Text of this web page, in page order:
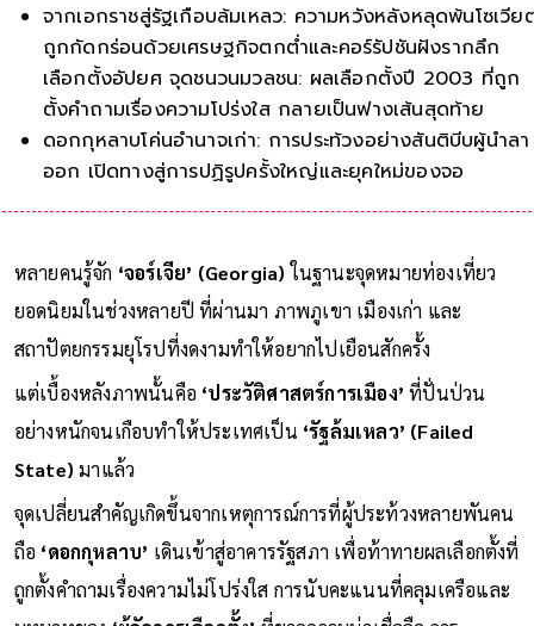
จากเอกราชสู่รัฐเกือบล้มเหลว: ความหวังหลังหลุดพ้นโซเวีย
ถูกกัดกร่อนด้วยเศรษฐกิจตกต่ำและคอร์รัปชันฝังรากลึก
เลือกตั้งอัปยศ จุดชนวนมวลชน: ผลเลือกตั้งปี 2003 ที่ถูก
ตั้งคำถามเรื่องความโปร่งใส กลายเป็นฟางเส้นสุดท้าย
ดอกกุหลาบโค่นอำนาจเก่า: การประท้วงอย่างสันติบีบผู้นำลา
ออก เปิดทางสู่การปฏิรูปครั้งใหญ่และยุคใหม่ของจอร์เจีย
หลายคนรู้จัก ‘จอร์เจีย’ (Georgia)ในฐานะจุดหมายท่องเที่ยว
ยอดนิยมในช่วงหลายปี ที่ผ่านมา ภาพภูเขา เมืองเก่า และ
สถาปัตยกรรมยุโรปที่งดงามทำให้อยากไปเยือนสักครั้ง
แต่เบื้องหลังภาพนั้นคือ ‘ประวัติศาสตร์การเมือง’ที่ปั่นป่วน
อย่างหนักจนเกือบทำให้ประเทศเป็น ‘รัฐล้มเหลว’ (Failed
State) มาแล้ว
จุดเปลี่ยนสำคัญเกิดขึ้นจากเหตุการณ์การที่ผู้ประท้วงหลายพันคน
ถือ ‘ดอกกุหลาบ’ เดินเข้าสู่อาคารรัฐสภา เพื่อท้าทายผลเลือกตั้งที่
ถูกตั้งคำถามเรื่องความไม่โปร่งใส การนับคะแนนที่คลุมเครือและ